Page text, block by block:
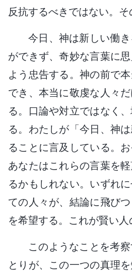
反抗するべきではない。
今日、神は新しい働
ができず、奇妙な言葉に
よう忠告する。神の前で
でき、本当に敬虔な人々
る。口論や対立ではなく
る。わたしが「今日、神
ることに言及している。
あなたはこれらの言葉を
るかもしれない。いずれ
ての人々が、結論に飛び
を希望する。これが賢い人
このようなことを考
とりが、この一つの真理